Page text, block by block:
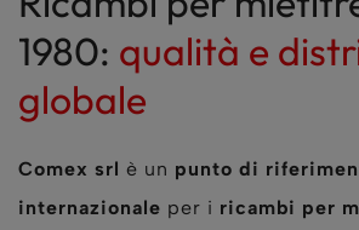
1980: qualità e
globale
Comex srl è un punto di
internazionale per i ricambi per